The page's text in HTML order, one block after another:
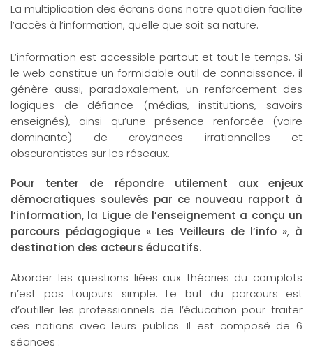
La multiplication des écrans dans notre quotidien facilite
l’accès à l’information, quelle que soit sa nature.
L’information est accessible partout et tout le temps. Si
le web constitue un formidable outil de connaissance, il
génère aussi, paradoxalement, un renforcement des
logiques de défiance (médias, institutions, savoirs
enseignés), ainsi qu’une présence renforcée (voire
dominante) de croyances irrationnelles et
obscurantistes sur les réseaux.
Pour tenter de répondre utilement aux enjeux
démocratiques soulevés par ce nouveau rapport à
l’information, la Ligue de l’enseignement a conçu un
parcours pédagogique « Les Veilleurs de l’info », à
destination des acteurs éducatifs.
Aborder les questions liées aux théories du complots
n’est pas toujours simple. Le but du parcours est
d’outiller les professionnels de l’éducation pour traiter
ces notions avec leurs publics. Il est composé de 6
séances :